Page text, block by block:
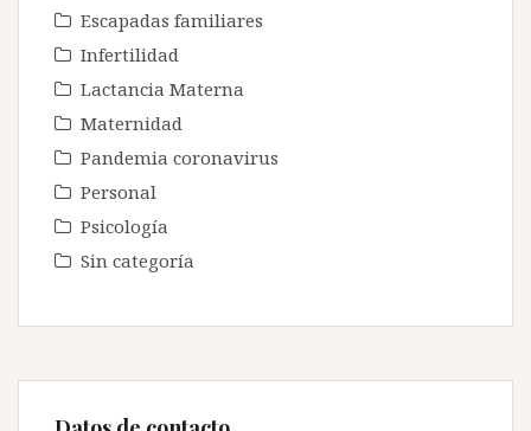
Escapadas familiares
Infertilidad
Lactancia Materna
Maternidad
Pandemia coronavirus
Personal
Psicología
Sin categoría